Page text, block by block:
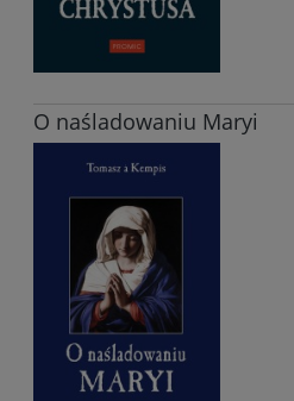
O naśladowaniu Maryi